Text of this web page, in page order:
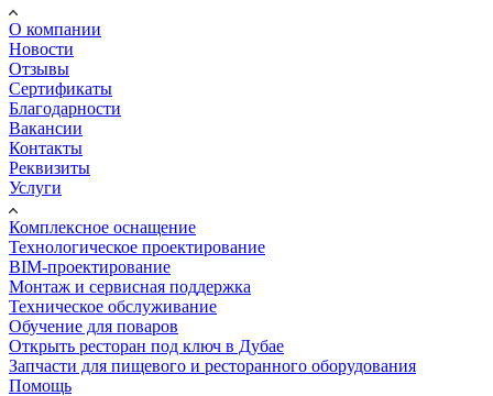
О компании
Новости
Отзывы
Сертификаты
Благодарности
Вакансии
Контакты
Реквизиты
Услуги
Комплексное оснащение
Технологическое проектирование
BIM-проектирование
Монтаж и сервисная поддержка
Техническое обслуживание
Обучение для поваров
Открыть ресторан под ключ в Дубае
Запчасти для пищевого и ресторанного оборудования
Помощь